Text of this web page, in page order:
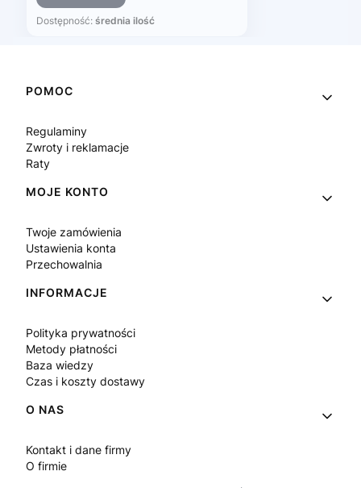
Dostępność: średnia ilość
Linki w stopce
POMOC
Regulaminy
Zwroty i reklamacje
Raty
MOJE KONTO
Twoje zamówienia
Ustawienia konta
Przechowalnia
INFORMACJE
Polityka prywatności
Metody płatności
Baza wiedzy
Czas i koszty dostawy
O NAS
Kontakt i dane firmy
O firmie